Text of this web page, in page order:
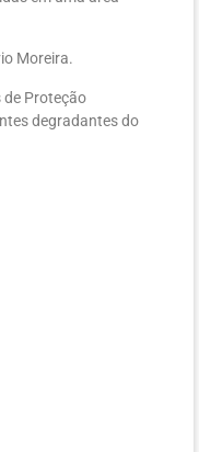
Moreira.
de Proteção
degradantes do